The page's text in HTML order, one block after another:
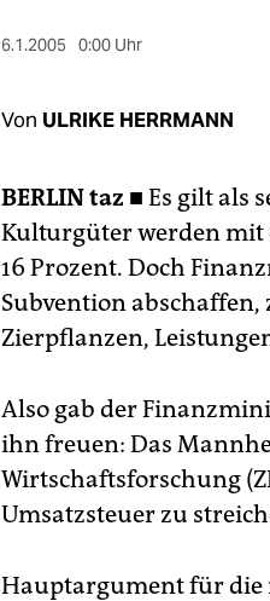
6.1.2005 0:00 Uhr
Von ULRIKE HERRMANN
BERLINtaz ■ Es gilt als
Kulturgüter werden mit
16 Prozent. Doch
Subvention
Zierpflanzen,
Also gab der
ihn freuen: Das
Wirtschaftsforschung
Umsatzsteuer zu
Hauptargument für die